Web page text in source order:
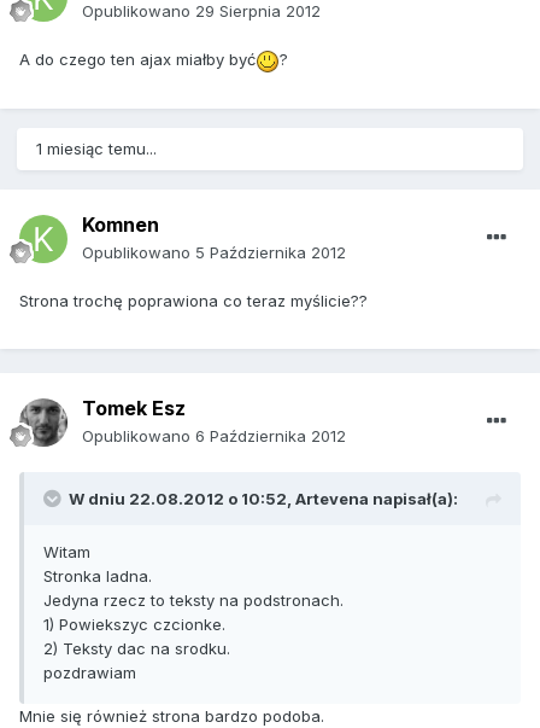
Opublikowano 29 Sierpnia 2012
A do czego ten ajax miałby być ?
1 miesiąc temu...
Komnen
Opublikowano 5 Października 2012
Strona trochę poprawiona co teraz myślicie??
Tomek Esz
Opublikowano 6 Października 2012
W dniu 22.08.2012 o 10:52, Artevena napisał(a):
Witam
Stronka ladna.
Jedyna rzecz to teksty na podstronach.
1) Powiekszyc czcionke.
2) Teksty dac na srodku.
pozdrawiam
Mnie się również strona bardzo podoba.